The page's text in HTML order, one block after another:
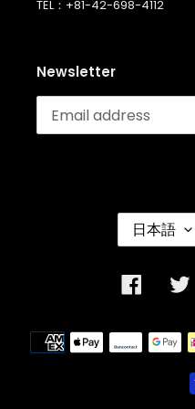
TEL：+81-42-698-4112
Newsletter
言
語日本語
Facebook